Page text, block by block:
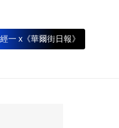
經一 x《華爾街日報》